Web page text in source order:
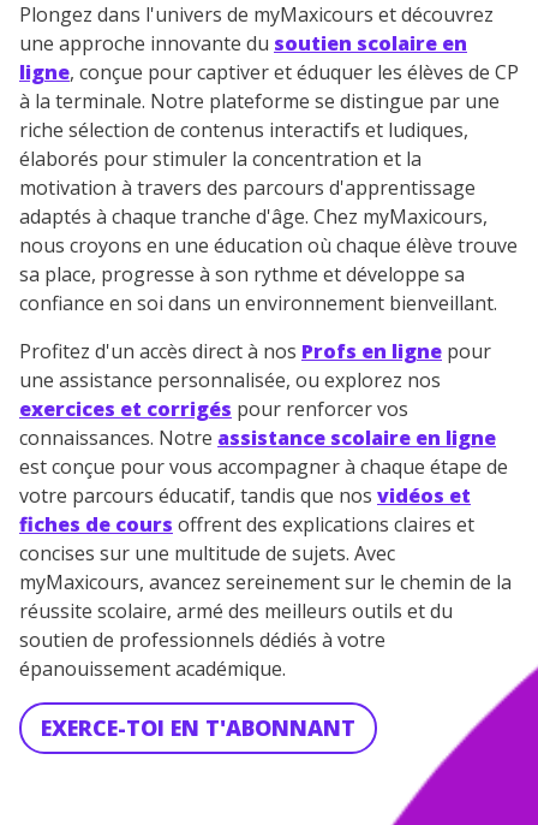
Plongez dans l'univers de myMaxicours et découvrez
une approche innovante du soutien scolaire en
ligne, conçue pour captiver et éduquer les élèves de CP
à la terminale. Notre plateforme se distingue par une
riche sélection de contenus interactifs et ludiques,
élaborés pour stimuler la concentration et la
motivation à travers des parcours d'apprentissage
adaptés à chaque tranche d'âge. Chez myMaxicours,
nous croyons en une éducation où chaque élève trouve
sa place, progresse à son rythme et développe sa
confiance en soi dans un environnement bienveillant.
Profitez d'un accès direct à nos Profs en ligne pour
une assistance personnalisée, ou explorez nos
exercices et corrigés pour renforcer vos
connaissances. Notre assistance scolaire en ligne
est conçue pour vous accompagner à chaque étape de
votre parcours éducatif, tandis que nos vidéos et
fiches de cours offrent des explications claires et
concises sur une multitude de sujets. Avec
myMaxicours, avancez sereinement sur le chemin de la
réussite scolaire, armé des meilleurs outils et du
soutien de professionnels dédiés à votre
épanouissement académique.
EXERCE-TOI EN T'ABONNANT